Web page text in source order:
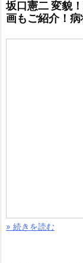
坂口憲二 変貌
画もご紹介！病
» 続きを読む